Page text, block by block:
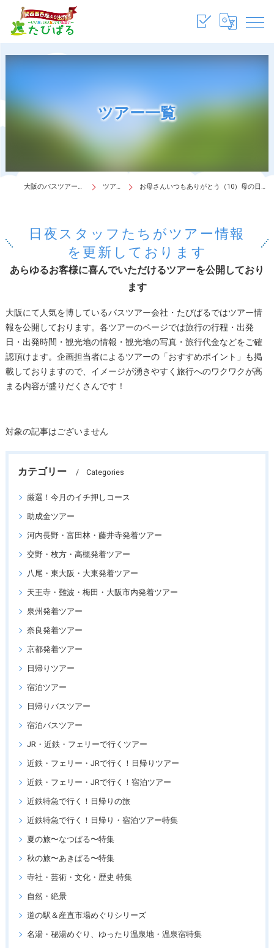
ツアー一覧
大阪のバスツアーは株式会社たびぱる ツアー一覧 お母さんいつもありがとう（10）母の日ウィーク！花と味覚のミステリーツアー
日夜スタッフたちがツアー情報
を更新しております
あらゆるお客様に喜んでいただけるツアーを公開しており
ます
大阪にて人気を博しているバスツアー会社・たびぱるではツアー情
報を公開しております。各ツアーのページでは旅行の行程・出発
日・出発時間・観光地の情報・観光地の写真・旅行代金などをご確
認頂けます。企画担当者によるツアーの「おすすめポイント」も掲
載しておりますので、イメージが湧きやすく旅行へのワクワクが高
まる内容が盛りだくさんです！
対象の記事はございません
カテゴリー Categories
厳選！今月のイチ押しコース
助成金ツアー
河内長野・富田林・藤井寺発着ツアー
交野・枚方・高槻発着ツアー
八尾・東大阪・大東発着ツアー
天王寺・難波・梅田・大阪市内発着ツアー
泉州発着ツアー
奈良発着ツアー
京都発着ツアー
日帰りツアー
宿泊ツアー
日帰りバスツアー
宿泊バスツアー
JR・近鉄・フェリーで行くツアー
近鉄・フェリー・JRで行く！日帰りツアー
近鉄・フェリー・JRで行く！宿泊ツアー
近鉄特急で行く！日帰りの旅
近鉄特急で行く！日帰り・宿泊ツアー特集
夏の旅〜なつぱる〜特集
秋の旅〜あきぱる〜特集
寺社・芸術・文化・歴史 特集
自然・絶景
道の駅＆産直市場めぐりシリーズ
名湯・秘湯めぐり、ゆったり温泉地・温泉宿特集